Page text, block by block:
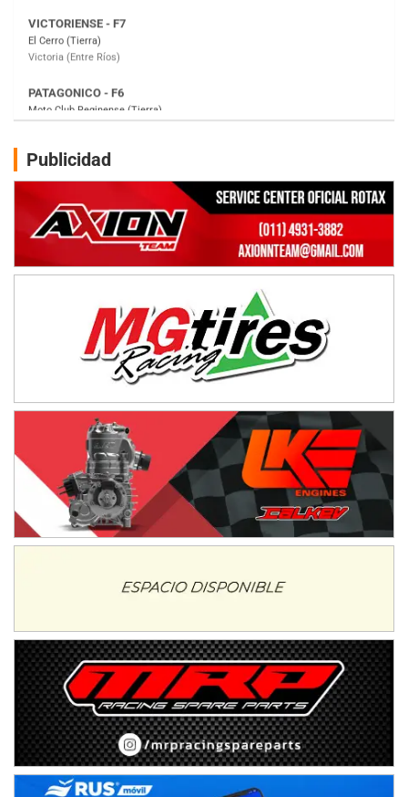
Moto Club Reginense (Tierra)
Gral. E. Godoy (Río Negro)
Juventud Unida (Tierra)
Humboldt (Santa Fe)
Ciudad de Avellaneda (Asfalto)
Avellaneda (Santa Fe)
SUR SANTAFESINO - F4
José Samuel Sánchez (Tierra)
Juan Navarro (Asfalto)
El Timbó (Tucumán)
COBERTURA ESPECIAL DE E-KART.COM.AR
IAME SERIES ARGENTINA 6
Ramiro Tot (Asfalto)
Baradero (Buenos Aires)
KDO - F6
Ciudad de Trenque Lauquen (Asfalto)
Trenque Lauquen (Buenos Aires)
ENTRERRIANO - F6 (POSTERGADA)
El Cerro (Tierra)
Victoria (Entre Ríos)
PATAGONICO - F6
Moto Club Reginense (Tierra)
Gral. E. Godoy (Río Negro)
CSK - F7
Juventud Unida (Tierra)
Humboldt (Santa Fe)
Publicidad